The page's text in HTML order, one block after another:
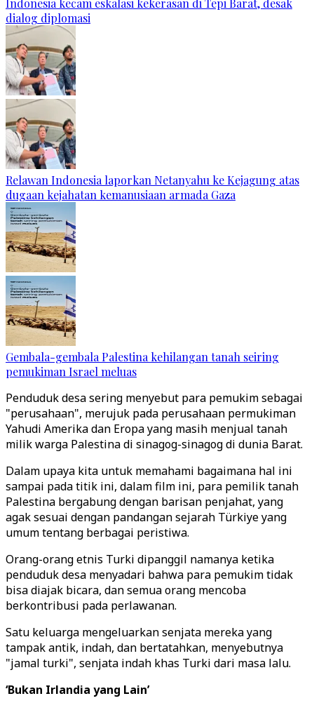
Indonesia kecam eskalasi kekerasan di Tepi Barat, desak
dialog diplomasi
Relawan Indonesia laporkan Netanyahu ke Kejagung atas
dugaan kejahatan kemanusiaan armada Gaza
Gembala-gembala Palestina kehilangan tanah seiring
pemukiman Israel meluas
Penduduk desa sering menyebut para pemukim sebagai
"perusahaan", merujuk pada perusahaan permukiman
Yahudi Amerika dan Eropa yang masih menjual tanah
milik warga Palestina di sinagog-sinagog di dunia Barat.
Dalam upaya kita untuk memahami bagaimana hal ini
sampai pada titik ini, dalam film ini, para pemilik tanah
Palestina bergabung dengan barisan penjahat, yang
agak sesuai dengan pandangan sejarah Türkiye yang
umum tentang berbagai peristiwa.
Orang-orang etnis Turki dipanggil namanya ketika
penduduk desa menyadari bahwa para pemukim tidak
bisa diajak bicara, dan semua orang mencoba
berkontribusi pada perlawanan.
Satu keluarga mengeluarkan senjata mereka yang
tampak antik, indah, dan bertatahkan, menyebutnya
"jamal turki", senjata indah khas Turki dari masa lalu.
‘Bukan Irlandia yang Lain’